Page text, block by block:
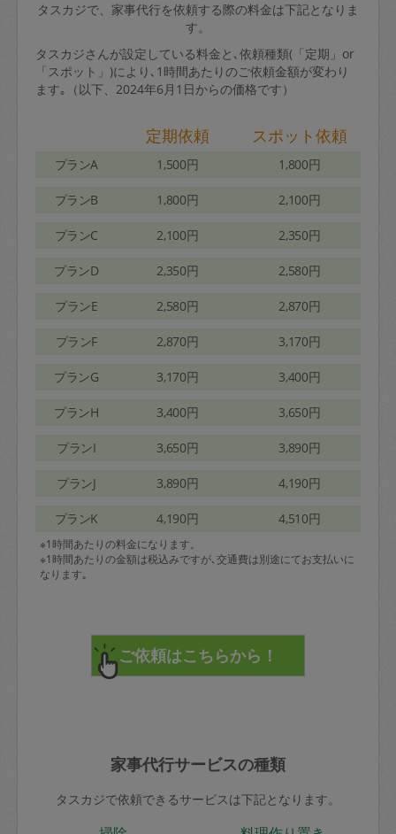
タスカジで、家事代行を依頼する際の料金は下記となりま
す。
タスカジさんが設定している料金と､依頼種類(「定期」or
「スポット」)により､1時間あたりのご依頼金額が変わり
ます｡（以下、2024年6月1日からの価格です）
定期依頼 スポット依頼
プランA 1,500円 1,800円
プランB 1,800円 2,100円
プランC 2,100円 2,350円
プランD 2,350円 2,580円
プランE 2,580円 2,870円
プランF 2,870円 3,170円
プランG 3,170円 3,400円
プランH 3,400円 3,650円
プランI 3,650円 3,890円
プランJ 3,890円 4,190円
プランK 4,190円 4,510円
※1時間あたりの料金になります。
※1時間あたりの金額は税込みですが､交通費は別途にてお支払いに
なります｡
家事代行サービスの種類
タスカジで依頼できるサービスは下記となります。